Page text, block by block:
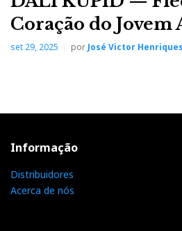
Coração do Jovem
set 29, 2025 por José Victor Henriques
Informação
Distribuidores
Acerca de nós